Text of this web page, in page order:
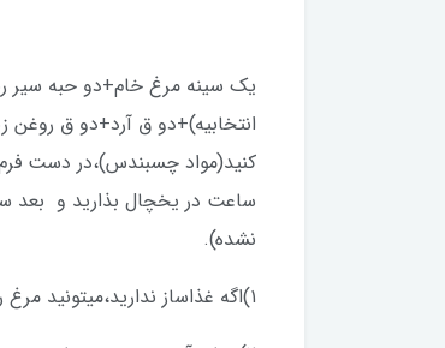
يك سينه مرغ خام+دو حبه سير
انتخابيه)+دو ق آرد+دو ق
كنيد(مواد چسبندس)،در دست فرم
ساعت در يخچال بذارید و بعد
نشده).
۱)اگه غذاساز نداريد،ميتونيد مرغ رو چرخ كنيد و مواد رو با هم ورز بديد.